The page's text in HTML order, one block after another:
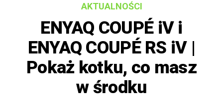
AKTUALNOŚCI
ENYAQ COUPÉ iV i
ENYAQ COUPÉ RS iV |
Pokaż kotku, co masz
w środku